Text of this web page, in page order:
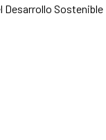
Desarrollo Sostenible